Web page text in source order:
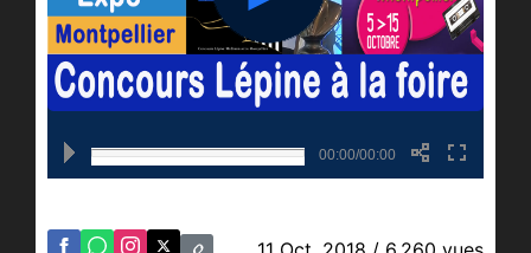
00:00/00:00